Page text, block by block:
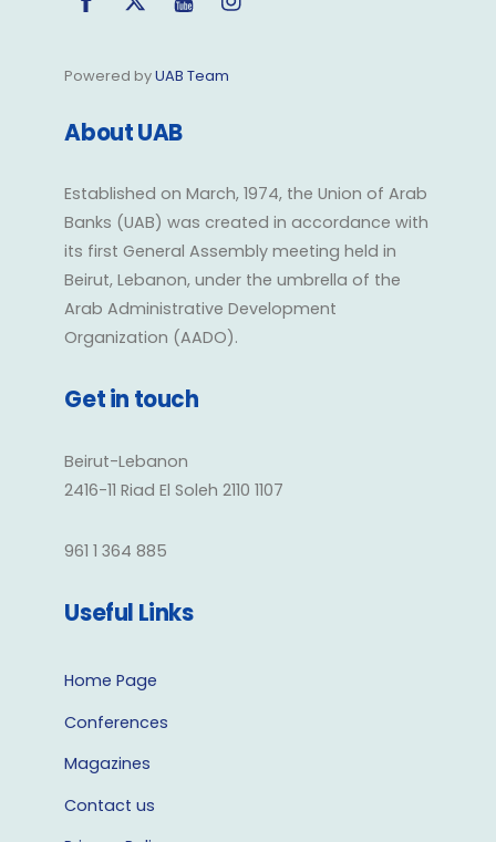
Powered byUAB Team
About UAB
Established on March, 1974, the Union of Arab
Banks (UAB) was created in accordance with
its first General Assembly meeting held in
Beirut, Lebanon, under the umbrella of the
Arab Administrative Development
Organization (AADO).
Get in touch
Beirut-Lebanon
2416-11 Riad El Soleh 2110 1107
961 1 364 885
Useful Links
Home Page
Conferences
Magazines
Contact us